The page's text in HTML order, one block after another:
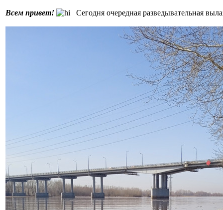
Всем привет! Сегодня очередная разведывательная